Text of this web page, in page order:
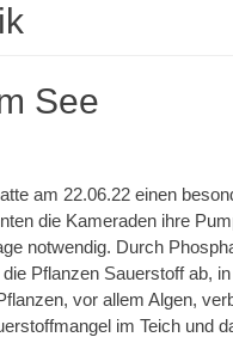
See
am 22.06.22 einen
die Kameraden ihre
notwendig. Durch
Pflanzen Sauerstoff ab,
vor allem Algen,
im Teich und